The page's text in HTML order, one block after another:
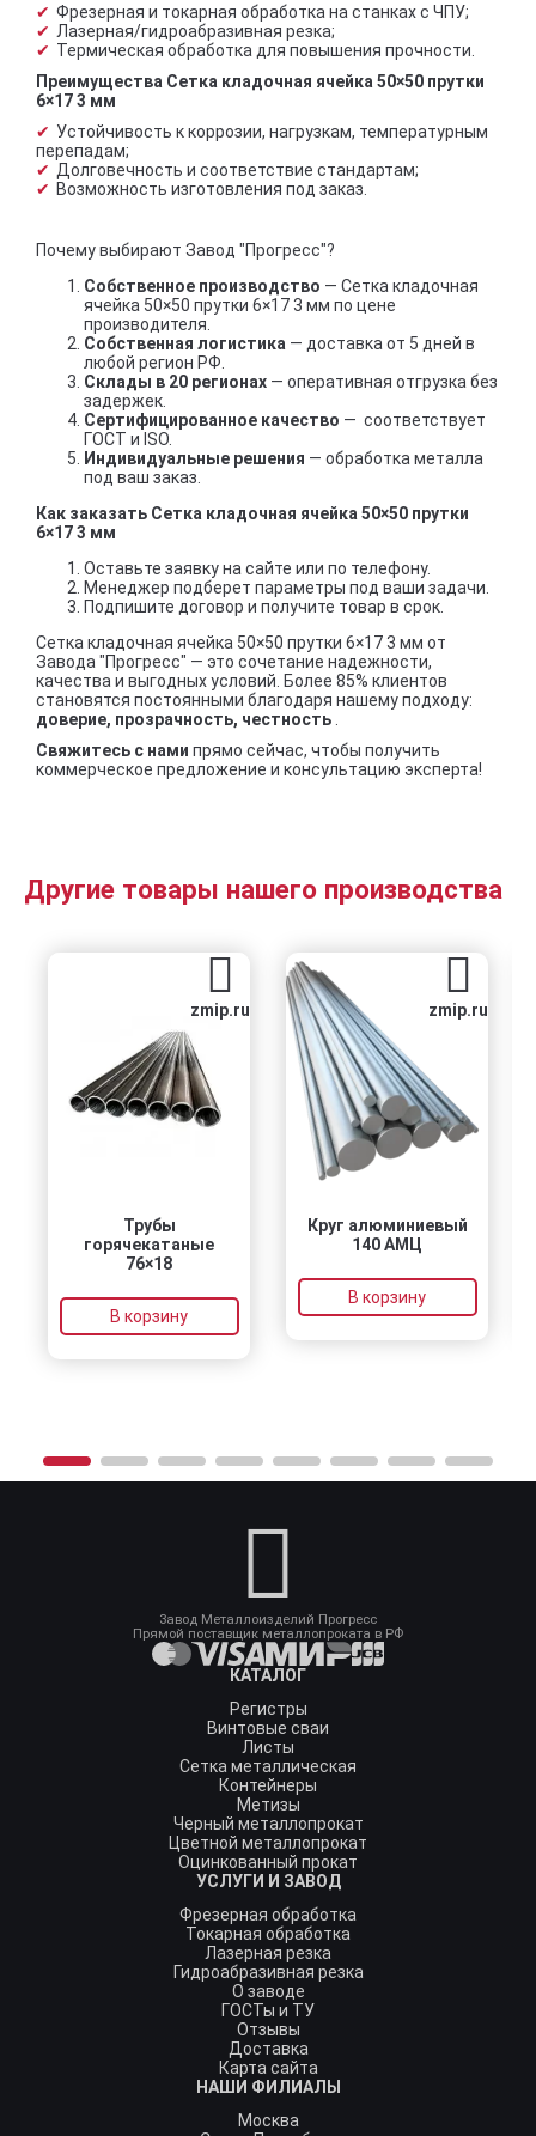
Фрезерная и токарная обработка на станках с ЧПУ;
Лазерная/гидроабразивная резка;
Термическая обработка для повышения прочности.
Преимущества Сетка кладочная ячейка 50×50 прутки
6×17 3 мм
Устойчивость к коррозии, нагрузкам, температурным
перепадам;
Долговечность и соответствие стандартам;
Возможность изготовления под заказ.
Почему выбирают Завод "Прогресс"?
Собственное производство — Сетка кладочная
ячейка 50×50 прутки 6×17 3 мм по цене
производителя.
Собственная логистика — доставка от 5 дней в
любой регион РФ.
Склады в 20 регионах — оперативная отгрузка без
задержек.
Сертифицированное качество — соответствует
ГОСТ и ISO.
Индивидуальные решения — обработка металла
под ваш заказ.
Как заказать Сетка кладочная ячейка 50×50 прутки
6×17 3 мм
Оставьте заявку на сайте или по телефону.
Менеджер подберет параметры под ваши задачи.
Подпишите договор и получите товар в срок.
Сетка кладочная ячейка 50×50 прутки 6×17 3 мм от
Завода "Прогресс" — это сочетание надежности,
качества и выгодных условий. Более 85% клиентов
становятся постоянными благодаря нашему подходу:
доверие, прозрачность, честность
Свяжитесь с нами прямо сейчас, чтобы получить
коммерческое предложение и консультацию эксперта!
Другие товары нашего производства
zmip.ru
Трубы
горячекатаные
76×18
В корзину
zmip.ru
Круг алюминиевый
140 АМЦ
В корзину
Завод Металлоизделий Прогресс
Прямой поставщик металлопроката в РФ
КАТАЛОГ
Регистры
Винтовые сваи
Листы
Сетка металлическая
Контейнеры
Метизы
Черный металлопрокат
Цветной металлопрокат
Оцинкованный прокат
УСЛУГИ И ЗАВОД
Фрезерная обработка
Токарная обработка
Лазерная резка
Гидроабразивная резка
О заводе
ГОСТы и ТУ
Отзывы
Доставка
Карта сайта
НАШИ ФИЛИАЛЫ
Москва